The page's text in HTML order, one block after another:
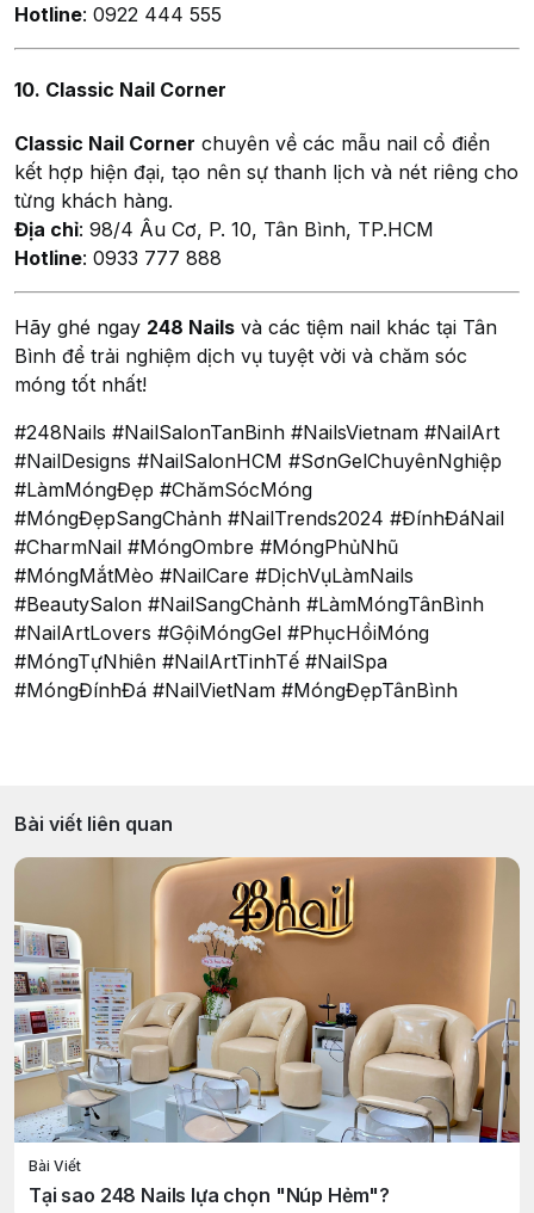
Hotline: 0922 444 555
10. Classic Nail Corner
Classic Nail Corner chuyên về các mẫu nail cổ điển
kết hợp hiện đại, tạo nên sự thanh lịch và nét riêng cho
từng khách hàng.
Địa chỉ: 98/4 Âu Cơ, P. 10, Tân Bình, TP.HCM
Hotline: 0933 777 888
Hãy ghé ngay 248 Nails và các tiệm nail khác tại Tân
Bình để trải nghiệm dịch vụ tuyệt vời và chăm sóc
móng tốt nhất!
#248Nails #NailSalonTanBinh #NailsVietnam #NailArt
#NailDesigns #NailSalonHCM #SơnGelChuyênNghiệp
#LàmMóngĐẹp #ChămSócMóng
#MóngĐẹpSangChảnh #NailTrends2024 #ĐínhĐáNail
#CharmNail #MóngOmbre #MóngPhủNhũ
#MóngMắtMèo #NailCare #DịchVụLàmNails
#BeautySalon #NailSangChảnh #LàmMóngTânBình
#NailArtLovers #GộiMóngGel #PhụcHồiMóng
#MóngTựNhiên #NailArtTinhTế #NailSpa
#MóngĐínhĐá #NailVietNam #MóngĐẹpTânBình
Bài viết liên quan
Bài Viết
Tại sao 248 Nails lựa chọn "Núp Hẻm"?